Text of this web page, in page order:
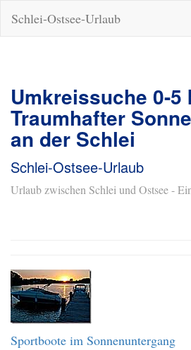
Schlei-Ostsee-Urlaub
Umkreissuche 0-5
Traumhafter
an der Schlei
Schlei-Ostsee-Urlaub
Urlaub zwischen Schlei und Ostsee -
Sportboote im Sonnenuntergang